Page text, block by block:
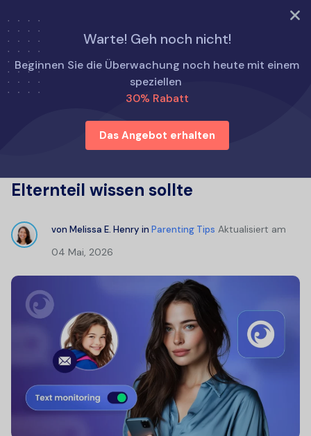
TRY NOW
Warte! Geh noch nicht!
Beginnen Sie die Überwachung noch heute mit einem
speziellen
30% Rabatt
Das Angebot erhalten
Startseite
Tipps für die Elternschaft
Online-Kontrolle von Textnachrichten: Was jedes
Elternteil wissen sollte
Online-Kontrolle von
Elternteil wissen sollte
von Melissa E. Henry in Parenting Tips Aktualisiert am
04 Mai, 2026